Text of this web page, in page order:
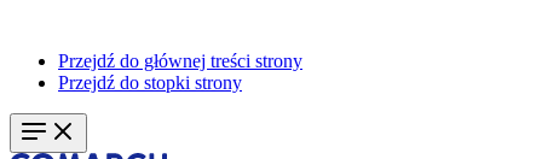
Przejdź do głównej treści strony
Przejdź do stopki strony